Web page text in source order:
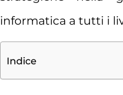
informatica a tutti i
Indice